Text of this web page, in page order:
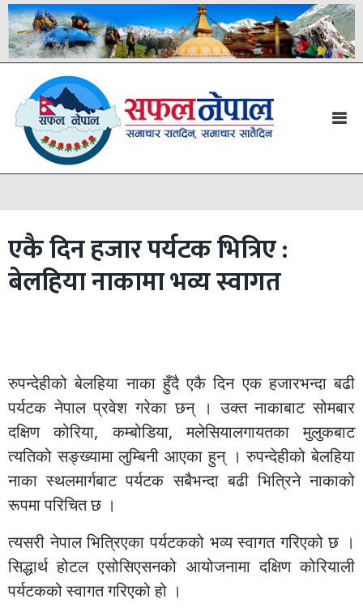
एकै दिन हजार पर्यटक भित्रिए :
बेलहिया नाकामा भव्य स्वागत
रुपन्देहीको बेलहिया नाका हुँदै एकै दिन एक हजारभन्दा बढी
पर्यटक नेपाल प्रवेश गरेका छन् । उक्त नाकाबाट सोमबार
दक्षिण कोरिया, कम्बोडिया, मलेसियालगायतका मुलुकबाट
त्यतिको सङ्ख्यामा लुम्बिनी आएका हुन् । रुपन्देहीको बेलहिया
नाका स्थलमार्गबाट पर्यटक सबैभन्दा बढी भित्रिने नाकाको
रूपमा परिचित छ ।
त्यसरी नेपाल भित्रिएका पर्यटकको भव्य स्वागत गरिएको छ ।
सिद्धार्थ होटल एसोसिएसनको आयोजनामा दक्षिण कोरियाली
पर्यटकको स्वागत गरिएको हो ।